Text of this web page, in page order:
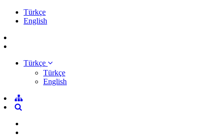
Türkçe
English
Türkçe
Türkçe
English